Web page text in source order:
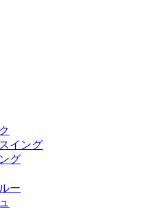
イング
グ
ー